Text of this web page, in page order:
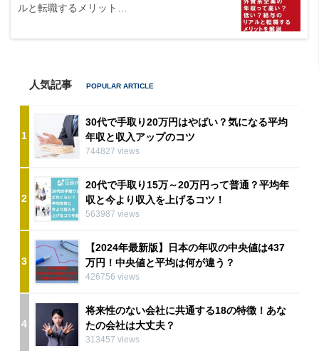
ルと転職するメリット…
人気記事
1
30代で手取り20万円はやばい？気になる平均
年収と収入アップのコツ
744827 views
2
20代で手取り15万～20万円って普通？平均年
収と今より収入を上げるコツ！
563987 views
3
【2024年最新版】日本の年収の中央値は437
万円！中央値と平均は何が違う？
426756 views
4
将来性のない会社に共通する18の特徴！あな
たの会社は大丈夫？
313457 views